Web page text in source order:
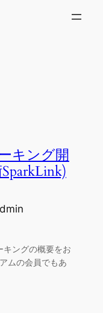
キング開
キングの概要をお
ムの会員でもあ